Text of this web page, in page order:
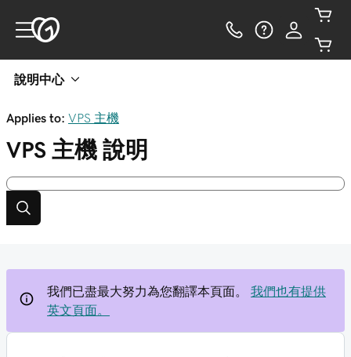
說明中心
Applies to: VPS 主機
VPS 主機 說明
我們已盡最大努力為您翻譯本頁面。
我們也有提供
英文頁面。